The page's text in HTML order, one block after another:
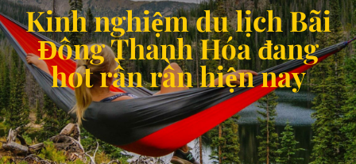
Kinh nghiệm du lịch Bãi
Đông Thanh Hóa đang
hot rần rần hiện nay